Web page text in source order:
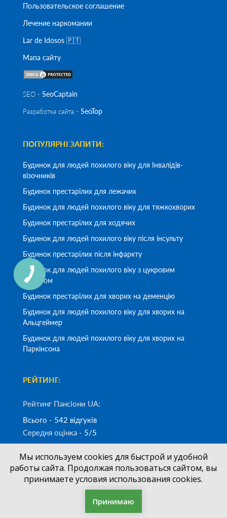
Пользовательское соглашение
Лечение наркомании
Lar de Idosos 🇵🇹
Мапа сайту
SEO - SeoСaptain
Разработка сайта - SeoTop
ПОПУЛЯРНІ ЗАПИТИ:
Будинок для людей похилого віку для Інвалідів-
візочників
Будинок престарілих для лежачих
Будинок для людей похилого віку для тяжкохворих
Будинок престарілих для ходячих
Будинок для людей похилого віку після інсульту
Будинок престарілих після інфаркту
Будинок для людей похилого віку з цукровим
діабетом
Будинок престарілих для хворих на деменцію
Будинок для людей похилого віку для хворих на
Альцгеймер
Будинок для людей похилого віку для хворих на
Паркінсона
РЕЙТИНГ:
Рейтинг Пансіони UA:
Всього - 542 відгуків
Середня оцінка - 5/5
Замовити дзвінок
700-33-83
Мы используем cookies для быстрой и удобной
работы сайта. Продолжая пользоваться сайтом, вы
принимаете условия использования cookies.
Принимаю